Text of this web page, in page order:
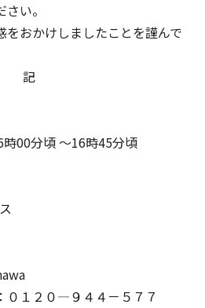
い。
をおかけしましたことを謹んで
記
00分頃 ～16時45分頃
０１２０―９４４－５７７